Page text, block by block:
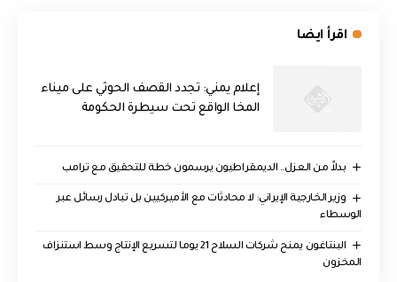
اقرأ ايضا
إعلام يمني: تجدد القصف الحوثي على ميناء
المخا الواقع تحت سيطرة الحكومة
بدلاً من العزل.. الديمقراطيون يرسمون خطة للتحقيق مع ترامب
‏وزير الخارجية الإيراني: لا محادثات مع الأميركيين بل تبادل رسائل عبر
الوسطاء
البنتاغون يمنح شركات السلاح 21 يوما لتسريع الإنتاج وسط استنزاف
المخزون